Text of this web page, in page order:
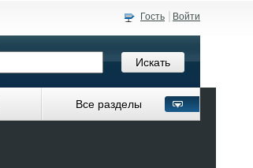
Гость Войти
Все разделы